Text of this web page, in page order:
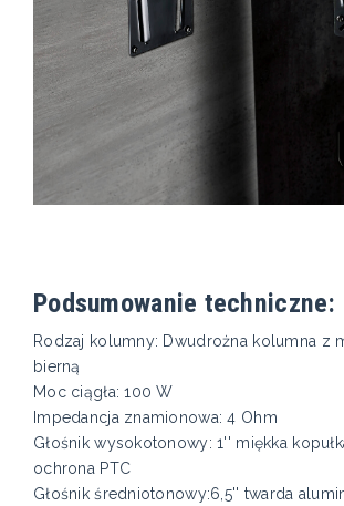
Podsumowanie techniczne:
Rodzaj kolumny: Dwudrożna kolumna z
bierną
Moc ciągła: 100 W
Impedancja znamionowa: 4 Ohm
Głośnik wysokotonowy: 1'' miękka
ochrona PTC
Głośnik średniotonowy:6,5'' twarda